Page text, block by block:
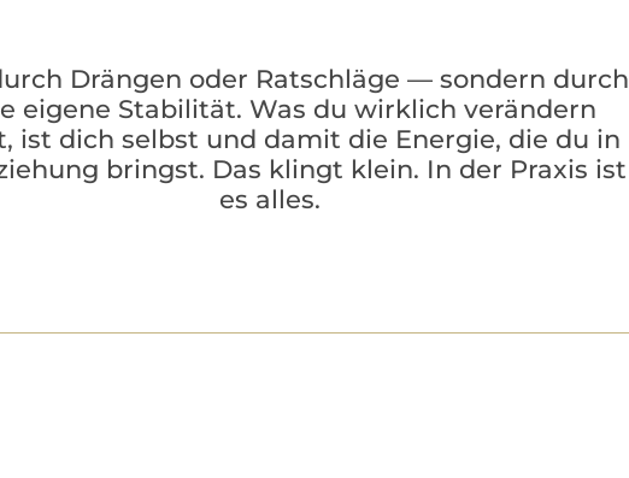
Drängen oder Ratschläge — sondern durch
eigene Stabilität. Was du wirklich verändern
ist dich selbst und damit die Energie, die du in
bringst. Das klingt klein. In der Praxis ist
es alles.